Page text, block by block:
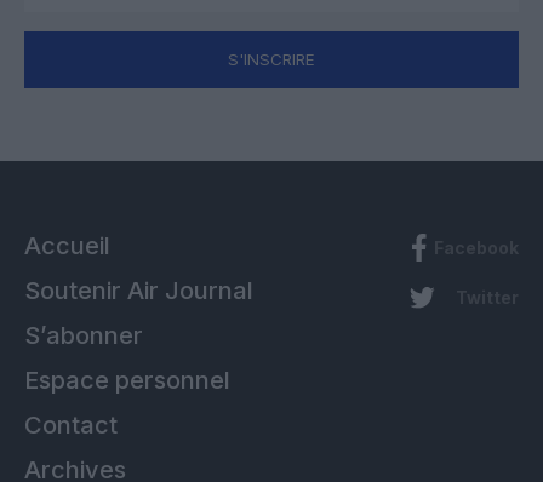
S'INSCRIRE
Accueil
Soutenir Air Journal
S’abonner
Espace personnel
Contact
Archives